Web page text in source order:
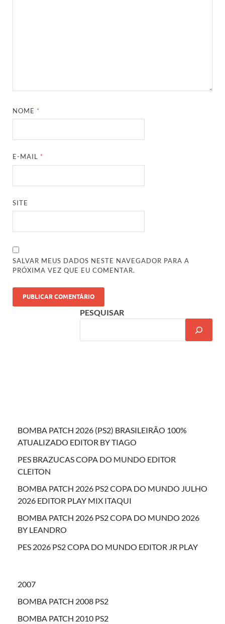
NOME *
E-MAIL *
SITE
SALVAR MEUS DADOS NESTE NAVEGADOR PARA A
PRÓXIMA VEZ QUE EU COMENTAR.
PESQUISAR
BOMBA PATCH 2026 (PS2) BRASILEIRÃO 100%
ATUALIZADO EDITOR BY TIAGO
PES BRAZUCAS COPA DO MUNDO EDITOR
CLEITON
BOMBA PATCH 2026 PS2 COPA DO MUNDO JULHO
2026 EDITOR PLAY MIX ITAQUI
BOMBA PATCH 2026 PS2 COPA DO MUNDO 2026
BY LEANDRO
PES 2026 PS2 COPA DO MUNDO EDITOR JR PLAY
2007
BOMBA PATCH 2008 PS2
BOMBA PATCH 2010 PS2